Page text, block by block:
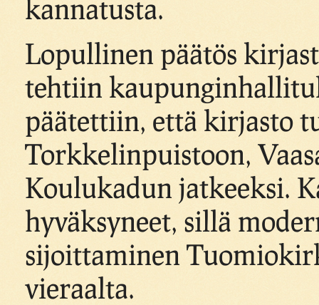
kannatusta.
Lopullinen päätös
tehtiin
päätettiin, että kirjasto
Torkkelinpuistoon,
Koulukadun jatkeeksi.
hyväksyneet, sillä
sijoittaminen
vieraalta.